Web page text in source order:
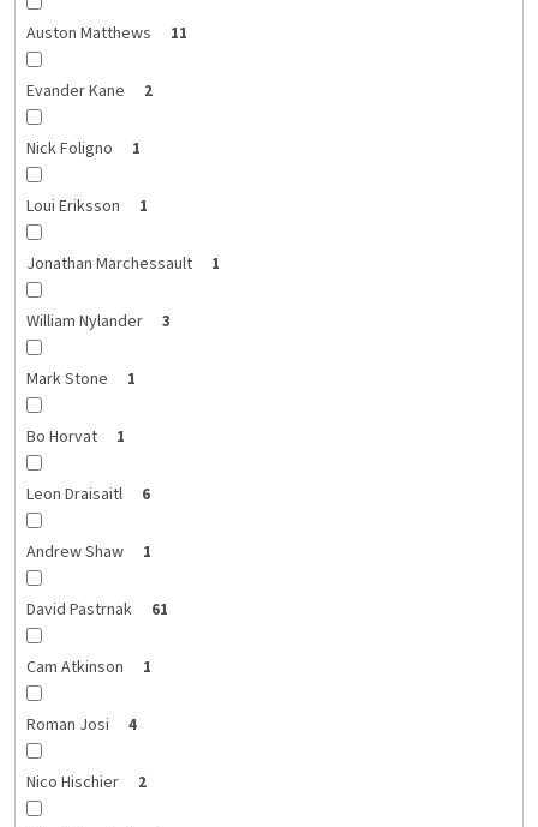
Auston Matthews 11
Evander Kane 2
Nick Foligno 1
Loui Eriksson 1
Jonathan Marchessault 1
William Nylander 3
Mark Stone 1
Bo Horvat 1
Leon Draisaitl 6
Andrew Shaw 1
David Pastrnak 61
Cam Atkinson 1
Roman Josi 4
Nico Hischier 2